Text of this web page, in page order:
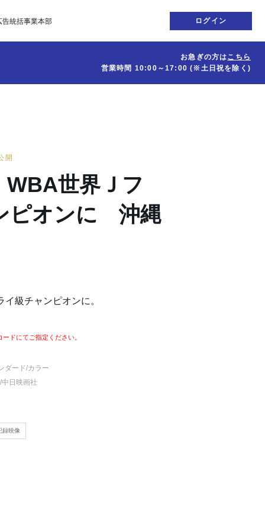
告統括事業本部 ログイン
お急ぎの方はこちら
営業時間 10:00～17:00(※土日祝を除く)
開
世界Ｊフ
ピオンに 沖縄
級チャンピオンに。
ドにてご指定ください。
ダード/カラー
日映画社
録映像